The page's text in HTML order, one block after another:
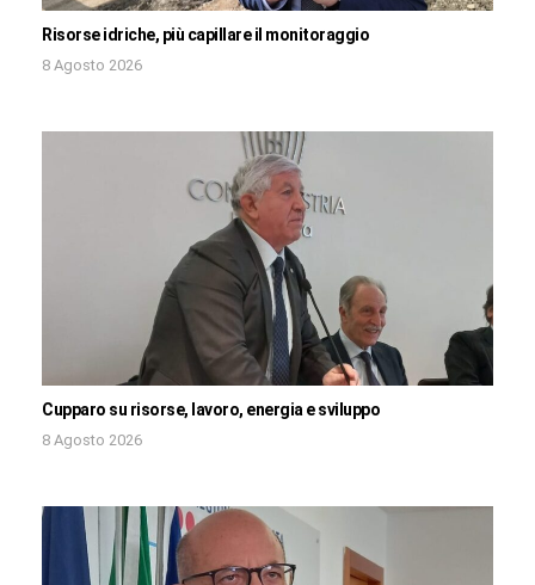
Risorse idriche, più capillare il monitoraggio
8 Agosto 2026
Cupparo su risorse, lavoro, energia e sviluppo
8 Agosto 2026